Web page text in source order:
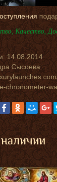
Качество,
14.08.2014
Сысоева
chronometer-